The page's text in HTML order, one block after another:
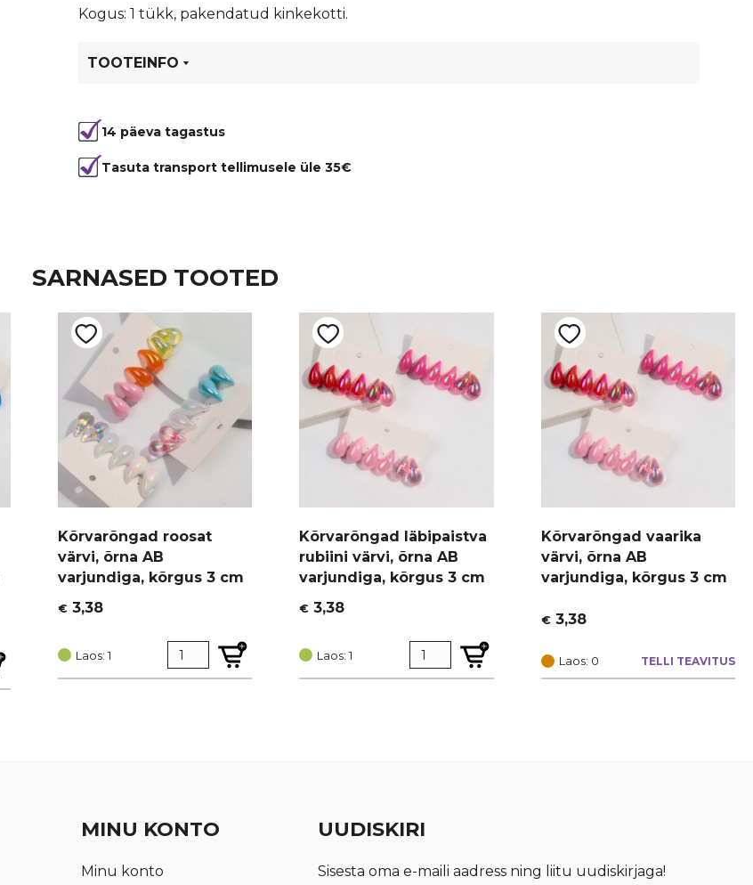
Kogus: 1 tükk, pakendatud kinkekotti.
TOOTEINFO
14 päeva tagastus
Tasuta transport tellimusele üle 35€
SARNASED TOOTED
Kõrvarõngad roosat
värvi, õrna AB
varjundiga, kõrgus 3 cm
€3,38
Laos: 1
Kõrvarõngad läbipaistva
rubiini värvi, õrna AB
varjundiga, kõrgus 3 cm
€ 3,38
Laos: 1
Kõrvarõngad vaarika
värvi, õrna AB
varjundiga, kõrgus 3 cm
€3,38
Laos: 0 TELLI TEAVITUS
MINU KONTO
Minu konto
UUDISKIRI
Sisesta oma e-maili aadress ning liitu uudiskirjaga!